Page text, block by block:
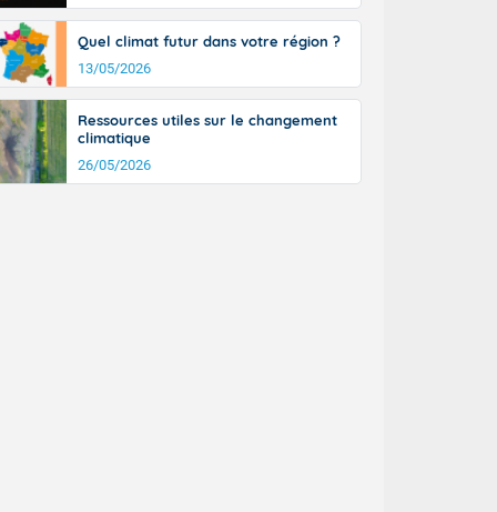
sont
un peu
du pays en
Des
le Jura et
de
et
sur le
en
h. Côté
entre
en Anjou.
pointes
Quel climat futur dans votre région ?
13/05/2026
Ressources utiles sur le changement
climatique
26/05/2026